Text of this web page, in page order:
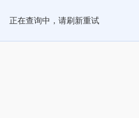
正在查询中，请刷新重试